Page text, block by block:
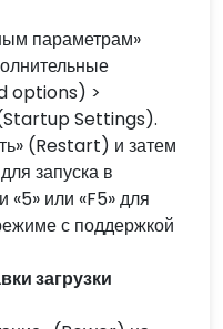
параметрам»
options) >
(Startup Settings).
(Restart) и затем
запуска в
или «F5» для
с поддержкой
загрузки